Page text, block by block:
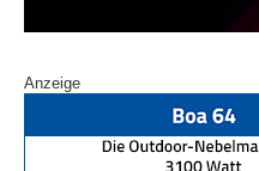
Anzeige